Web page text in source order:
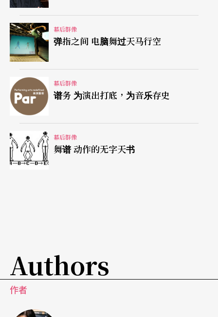
行；乐器也不只有吉他、鼓、bass、Keyboard而
已。
记得念政治系大一时，明居正教授曾跟同学们说，
虽然念的是政治系，还是有很多领域要补。他建议
大家每个领域看个一、两本书就好，但是要请专
家、请系主任推荐。那时候年轻，并没有真正如此
贯彻，但老师的建议却影响了他的观念—— 想要了
解什么、如何最有效地增进知识，就是按照这个方
式。「不是音乐系的背景，让我反而有一套练功的
回应都是顶尖业者的观念。老师所给予的音乐自由
度，更使他以开放的角度面对各式各样的可能，迎
接来自各方委托的不同挑战。
幕后群像
弹指之间 电脑舞过天马行空
幕后群像
谱务 为演出打底，为音乐存史
幕后群像
舞谱 动作的无字天书
Authors
作者